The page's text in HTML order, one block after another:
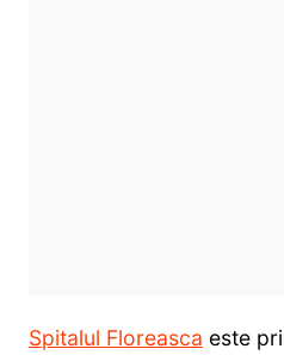
Spitalul Floreasca este